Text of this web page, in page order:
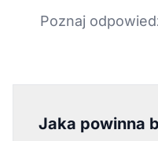
Poznaj
Jaka powinna